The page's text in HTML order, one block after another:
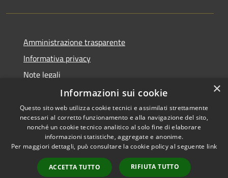
Amministrazione trasparente
Informativa privacy
Note legali
Dichiarazione di accessibilità
RSS
Copyright © 2026 • Unione
byMunicipium
Accesso
×
Informazioni sui cookie
Questo sito web utilizza cookie tecnici e assimilati strettamente
necessari al corretto funzionamento e alla navigazione del sito,
nonché un cookie tecnico analitico al solo fine di elaborare
informazioni statistiche, aggregate e anonime.
Per maggiori dettagli, può consultare la cookie policy al seguente link
ACCETTA TUTTO RIFIUTA TUTTO